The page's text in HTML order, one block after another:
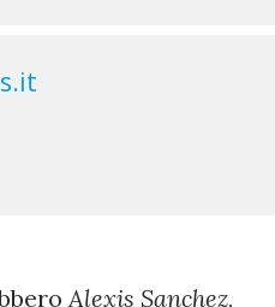
Alexis Sanchez,